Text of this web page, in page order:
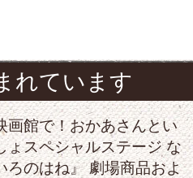
れています
画館で！おかあさんとい
ょスペシャルステージ な
ろのはね』 劇場商品およ